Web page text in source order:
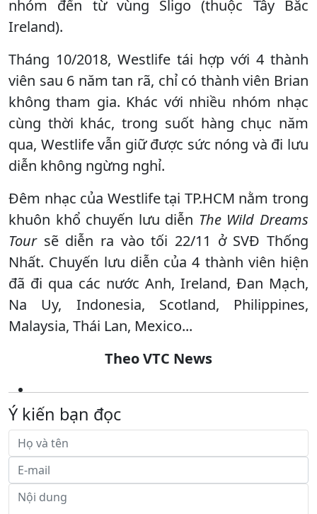
nhóm đến từ vùng Sligo (thuộc Tây Bắc
Ireland).
Tháng 10/2018, Westlife tái hợp với 4 thành
viên sau 6 năm tan rã, chỉ có thành viên Brian
không tham gia. Khác với nhiều nhóm nhạc
cùng thời khác, trong suốt hàng chục năm
qua, Westlife vẫn giữ được sức nóng và đi lưu
diễn không ngừng nghỉ.
Đêm nhạc của Westlife tại TP.HCM nằm trong
khuôn khổ chuyến lưu diễn The Wild Dreams
Toursẽ diễn ra vào tối 22/11 ở SVĐ Thống
Nhất. Chuyến lưu diễn của 4 thành viên hiện
đã đi qua các nước Anh, Ireland, Đan Mạch,
Na Uy, Indonesia, Scotland, Philippines,
Malaysia, Thái Lan, Mexico...
Theo VTC News
Ý kiến bạn đọc